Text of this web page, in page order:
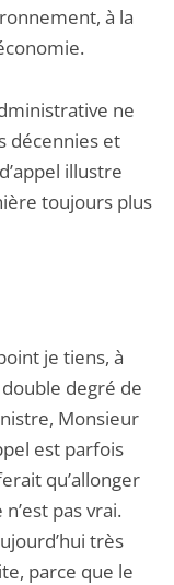
à la
ne
décennies et
illustre
toujours plus
je tiens, à
degré de
Monsieur
est parfois
qu’allonger
pas vrai.
très
parce que le